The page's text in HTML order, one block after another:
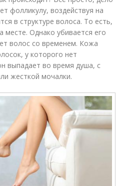
фолликулу, воздействуя на
в структуре волоса. То есть,
месте. Однако убивается его
волос со временем. Кожа
у которого нет
выпадает во время душа, с
жесткой мочалки.